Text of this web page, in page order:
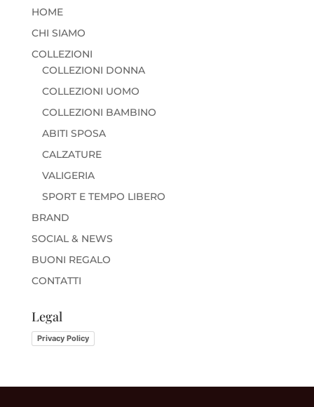
HOME
CHI SIAMO
COLLEZIONI
COLLEZIONI DONNA
COLLEZIONI UOMO
COLLEZIONI BAMBINO
ABITI SPOSA
CALZATURE
VALIGERIA
SPORT E TEMPO LIBERO
BRAND
SOCIAL & NEWS
BUONI REGALO
CONTATTI
Legal
Privacy Policy